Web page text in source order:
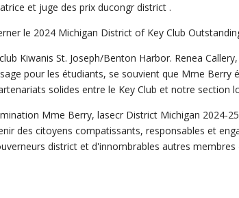
et juge des prix ducongr district .
le 2024 Michigan District of Key Club
Kiwanis St. Joseph/Benton Harbor. Renea
pour les étudiants, se souvient que Mme Berry
solides entre le Key Club et notre section
Mme Berry, lasecr District Michigan 2024-
des citoyens compatissants, responsables et
district et d'innombrables autres